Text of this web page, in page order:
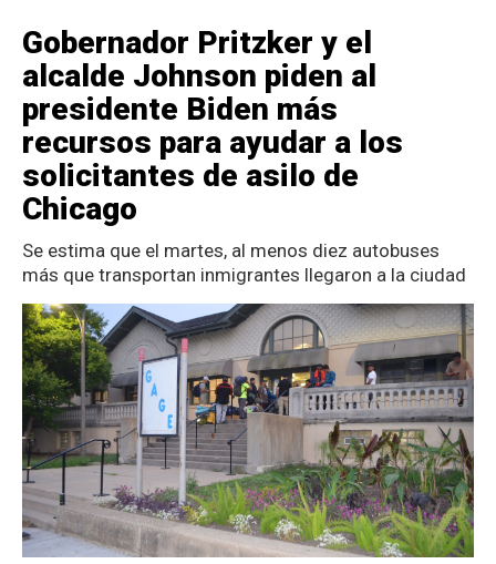
Gobernador Pritzker y el
alcalde Johnson piden al
presidente Biden más
recursos para ayudar a los
solicitantes de asilo de
Chicago
Se estima que el martes, al menos diez autobuses
más que transportan inmigrantes llegaron a la ciudad